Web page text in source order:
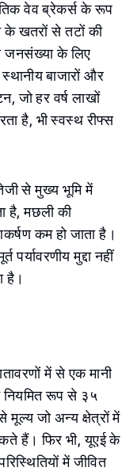
वेव ब्रेकर्स के रूप
के खतरों से तटों की
जनसंख्या के लिए
बाजारों और
जो हर वर्ष लाखों
है, भी स्वस्थ रीफ्स
से मुख्य भूमि में
है, मछली की
कम हो जाता है।
मुद्दा नहीं
है।
में से एक मानी
नियमित रूप से ३५
मूल्य जो अन्य क्षेत्रों में
हैं। फिर भी, यूएई के
में जीवित